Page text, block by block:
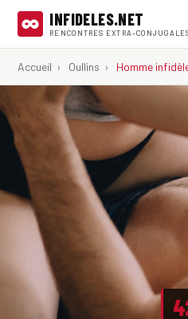
INFIDELES.NET
RENCONTRES EXTRA-
Accueil › Oullins › Homme